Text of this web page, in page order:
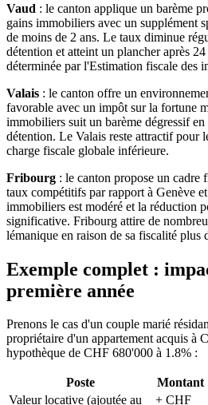
Vaud : le canton applique un barème
gains immobiliers avec un supplément
de moins de 2 ans. Le taux diminue
détention et atteint un plancher après
déterminée par l'Estimation fiscale des
Valais : le canton offre un
favorable avec un impôt sur la fortune
immobiliers suit un barème dégressif
détention. Le Valais reste attractif pour
charge fiscale globale inférieure.
Fribourg : le canton propose un cadre
taux compétitifs par rapport à Genève
immobiliers est modéré et la réduction
significative. Fribourg attire de
lémanique en raison de sa fiscalité plus
Exemple complet :
première année
Prenons le cas d'un couple marié
propriétaire d'un appartement acquis à
hypothèque de CHF 680'000 à 1.8% :
Poste Montant
Valeur locative (ajoutée au
+ CHF